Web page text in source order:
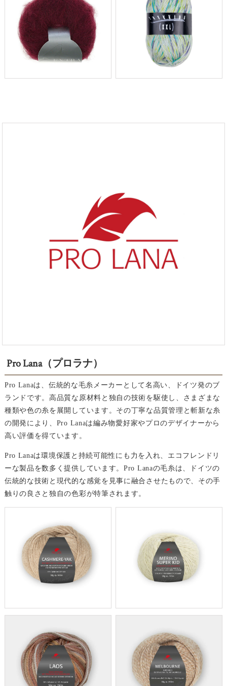
Pro Lana（プロラナ）
Pro Lanaは、伝統的な毛糸メーカーとして名高い、ドイツ発のブ
ランドです。高品質な原材料と独自の技術を駆使し、さまざまな
種類や色の糸を展開しています。その丁寧な品質管理と斬新な糸
の開発により、Pro Lanaは編み物愛好家やプロのデザイナーから
高い評価を得ています。
Pro Lanaは環境保護と持続可能性にも力を入れ、エコフレンドリ
ーな製品を数多く提供しています。Pro Lanaの毛糸は、ドイツの
伝統的な技術と現代的な感覚を見事に融合させたもので、その手
触りの良さと独自の色彩が特筆されます。